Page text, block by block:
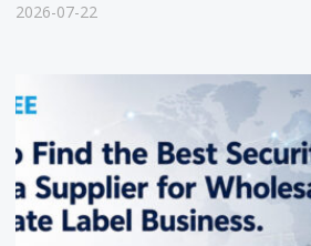
2026-07-22